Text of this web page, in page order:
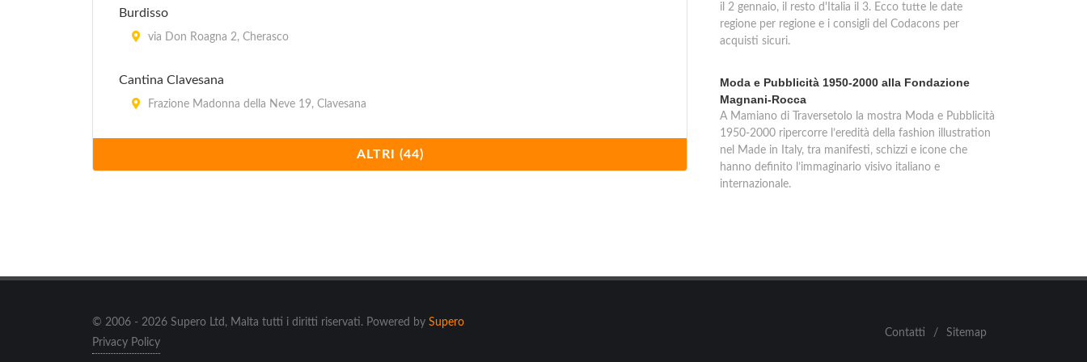
Burdisso
via Don Roagna 2, Cherasco
Cantina Clavesana
Frazione Madonna della Neve 19, Clavesana
via Umberto I 46, Govone
Cuneo Stock Center
Factory Super Store
ALTRI (44)
il 2 gennaio, il resto d'Italia il 3. Ecco tutte le date
regione per regione e i consigli del Codacons per
acquisti sicuri.
Moda e Pubblicità 1950-2000 alla Fondazione
Magnani-Rocca
A Mamiano di Traversetolo la mostra Moda e Pubblicità
1950-2000 ripercorre l’eredità della fashion illustration
nel Made in Italy, tra manifesti, schizzi e icone che
hanno definito l’immaginario visivo italiano e
internazionale.
© 2006 - 2026 Supero Ltd, Malta tutti i diritti riservati. Powered by Supero
Privacy Policy
Contatti / Sitemap